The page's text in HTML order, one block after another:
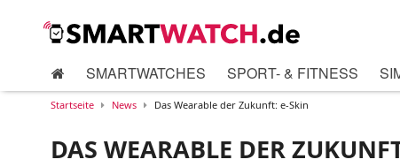
SMARTWATCHES SPORT- & FITNESS
Startseite News Das Wearable der Zukunft: e-Skin
DAS WEARABLE DER